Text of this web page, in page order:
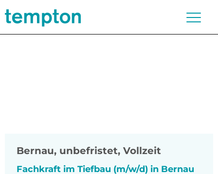
Bernau, unbefristet, Vollzeit
Fachkraft im Tiefbau (m/w/d) in Bernau